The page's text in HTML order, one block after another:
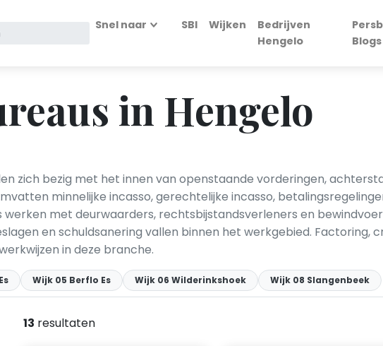
Snel naar SBI Wijken
Bedrijven
Hengelo
Blogs
in Hengelo
zich bezig met het innen van openstaande vorderingen,
minnelijke incasso, gerechtelijke incasso,
met deurwaarders, rechtsbijstandsverleners en
en schuldsanering vallen binnen het werkgebied.
in deze branche.
Wijk 05 Berflo Es Wijk 06 Wilderinkshoek Wijk 08 Slangenbeek
13 resultaten